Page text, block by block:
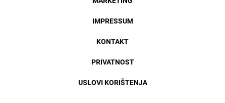
IMPRESSUM
KONTAKT
PRIVATNOST
USLOVI KORIŠTENJA